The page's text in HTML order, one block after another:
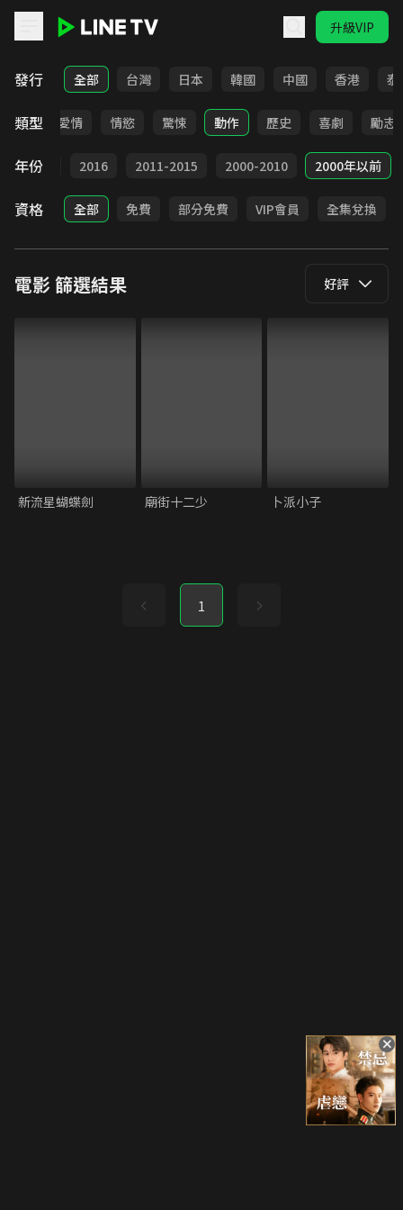
升級VIP
LINE TV - 電影
發行 全部 台灣 日本 韓國 中國 香港 泰
類型
全部 愛情 情慾 驚悚 動作 歷史 喜劇 勵志
年份
2017 2016 2011-2015 2000-2010 2000年以前
資格 全部 免費 部分免費 VIP會員 全集兌換
電影篩選結果 好評
新流星蝴蝶劍 廟街十二少 卜派小子
1